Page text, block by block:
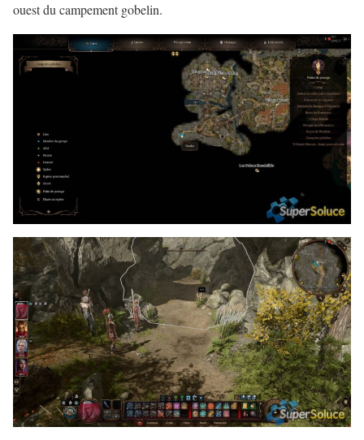
ouest du campement gobelin.